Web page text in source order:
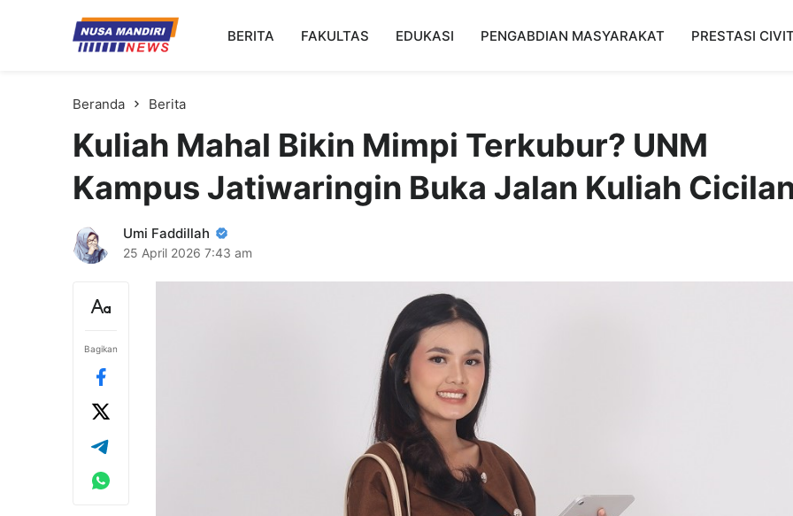
Kampus Digital Bisnis
Universitas Nusa Mandiri
BERITA FAKULTAS EDUKASI PENGABDIAN MASYARAKAT PRESTASI
Beranda Berita
Kuliah Mahal Bikin Mimpi Terkubur? UNM
Kampus Jatiwaringin Buka Jalan Kuliah
Umi Faddillah
25 April 2026 7:43 am
Bagikan